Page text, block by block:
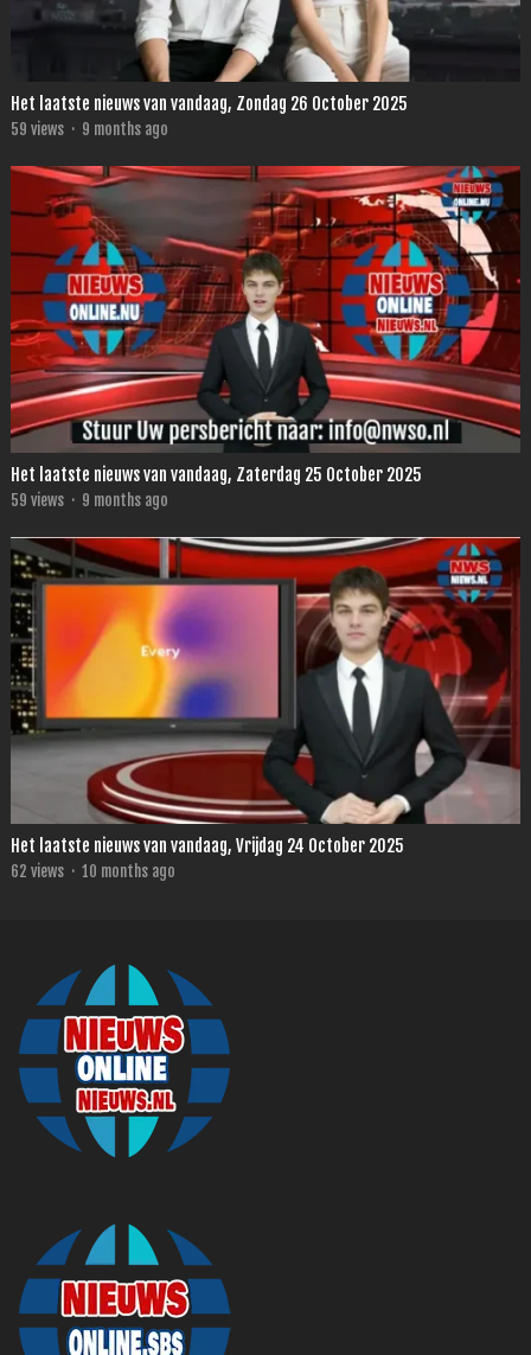
Het laatste nieuws van vandaag, Zondag 26 October 2025
59 views · 9 months ago
Het laatste nieuws van vandaag, Zaterdag 25 October 2025
59 views · 9 months ago
Het laatste nieuws van vandaag, Vrijdag 24 October 2025
62 views · 10 months ago